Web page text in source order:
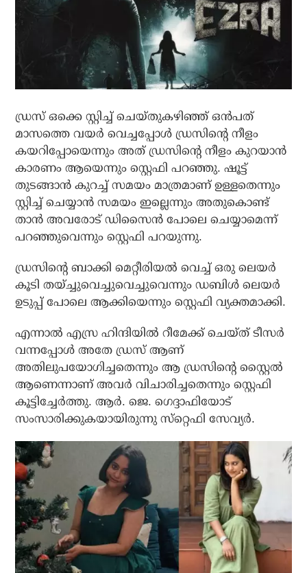
ഡ്രസ് ഒക്കെ സ്റ്റിച്ച് ചെയ്തുകഴിഞ്ഞ് ഒന്‍പത്
മാസത്തെ വയര്‍ വെച്ചപ്പോള്‍ ഡ്രസിന്റെ നീളം
കയറിപ്പോയെന്നും അത് ഡ്രസിന്റെ നീളം കുറയാന്‍
കാരണം ആയെന്നും സ്റ്റെഫി പറഞ്ഞു. ഷൂട്ട്
തുടങ്ങാന്‍ കുറച്ച് സമയം മാത്രമാണ് ഉള്ളതെന്നും
സ്റ്റിച്ച് ചെയ്യാന്‍ സമയം ഇല്ലെന്നും അതുകൊണ്ട്
താന്‍ അവരോട് ഡിസൈന്‍ പോലെ ചെയ്യാമെന്ന്
പറഞ്ഞുവെന്നും സ്റ്റെഫി പറയുന്നു.
ഡ്രസിന്റെ ബാക്കി മെറ്റീരിയല്‍ വെച്ച് ഒരു ലെയര്‍
കൂടി തയ്ച്ചുവെച്ചുവെച്ചുവെന്നും ഡബിള്‍ ലെയര്‍
ഉടുപ്പ് പോലെ ആക്കിയെന്നും സ്റ്റെഫി വ്യക്തമാക്കി.
എന്നാല്‍ എസ്ര ഹിന്ദിയില്‍ റീമേക്ക് ചെയ്ത് ടീസര്‍
വന്നപ്പോള്‍ അതേ ഡ്രസ് ആണ്
അതിലുപയോഗിച്ചതെന്നും ആ ഡ്രസിന്റെ സ്റ്റൈല്‍
ആണെന്നാണ് അവര്‍ വിചാരിച്ചതെന്നും സ്റ്റെഫി
കൂട്ടിച്ചേര്‍ത്തു. ആര്‍. ജെ. ഗെദ്ദാഫിയോട്
സംസാരിക്കുകയായിരുന്നു സ്‌റ്റെഫി സേവ്യര്‍.